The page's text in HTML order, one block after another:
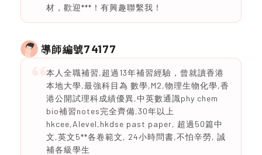
材，歡迎***！有興趣聯繫我！
導師編號74177
本人全職補習,超過13年補習經驗，曾就讀香港
本地大學,最強科目為 數學,M2,物理生物化學,香
港公開試理科成績優異,中英數通識phy chem
bio補習notes完全齊備,30年以上
hkcee,Alevel,hkdse past paper, 超過50篇中
文,英文5**各卷範文, 24小時問書,不怕辛勞, 誠
補各級學生